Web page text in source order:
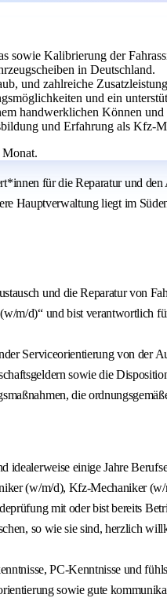
sowie Kalibrierung der
in Deutschland.
und zahlreiche
und ein
handwerklichen Können und
und Erfahrung als Kfz-
für die Reparatur und
Hauptverwaltung liegt im
und die Reparatur von
m/d)“ und bist verantwortlich
Serviceorientierung von der
sowie die
die
idealerweise einige Jahre
(w/m/d), Kfz-Mechaniker (w/
mit oder bist bereits
so wie sie sind, herzlich
PC-Kenntnisse und
sowie gute